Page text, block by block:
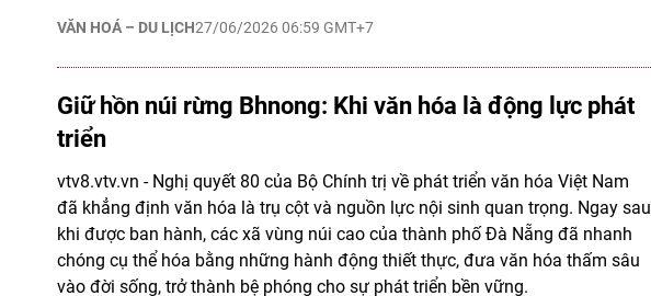
VĂN HOÁ – DU LỊCH27/06/2026 06:59 GMT+7
Giữ hồn núi rừng Bhnong: Khi văn hóa là động lực phát
triển
vtv8.vtv.vn - Nghị quyết 80 của Bộ Chính trị về phát triển văn hóa Việt Nam
đã khẳng định văn hóa là trụ cột và nguồn lực nội sinh quan trọng. Ngay sau
khi được ban hành, các xã vùng núi cao của thành phố Đà Nẵng đã nhanh
chóng cụ thể hóa bằng những hành động thiết thực, đưa văn hóa thấm sâu
vào đời sống, trở thành bệ phóng cho sự phát triển bền vững.